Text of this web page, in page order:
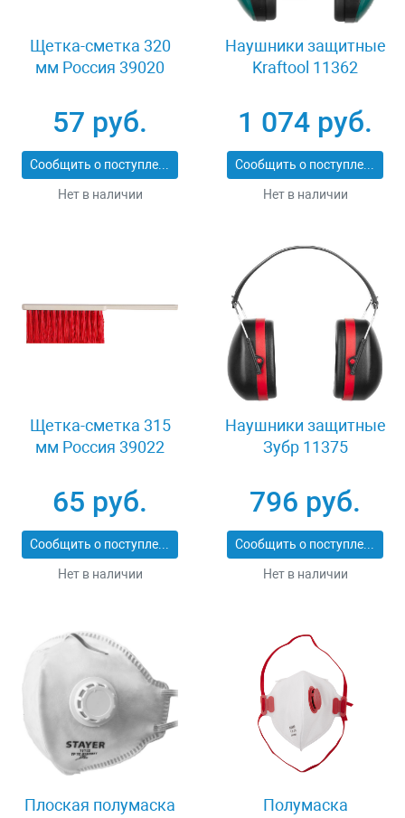
Щетка-сметка 320
мм Россия 39020
57 руб.
Сообщить о поступлении
Нет в наличии
Наушники защитные
Kraftool 11362
1 074 руб.
Сообщить о поступлении
Нет в наличии
Щетка-сметка 315
мм Россия 39022
65 руб.
Сообщить о поступлении
Нет в наличии
Наушники защитные
Зубр 11375
796 руб.
Сообщить о поступлении
Нет в наличии
Плоская полумаска
Полумаска